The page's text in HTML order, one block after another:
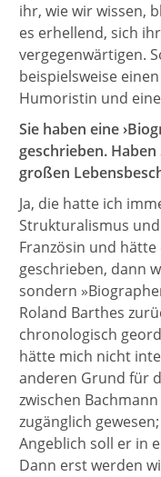
ihr, wie wir wissen,
es erhellend, sich
vergegenwärtigen.
beispielsweise
Humoristin und
Sie haben eine
geschrieben.
großen
Ja, die hatte ich
Strukturalismus
Französin und hätte
geschrieben, dann
sondern
Roland Barthes
chronologisch
hätte mich nicht
anderen Grund für
zwischen
zugänglich
Angeblich soll er in
Dann erst werden